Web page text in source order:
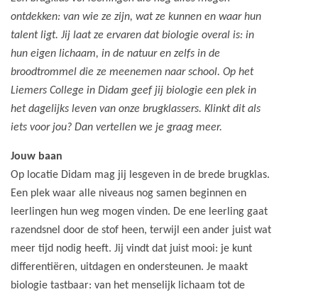
ontdekken: van wie ze zijn, wat ze kunnen en waar hun
talent ligt. Jij laat ze ervaren dat biologie overal is: in
hun eigen lichaam, in de natuur en zelfs in de
broodtrommel die ze meenemen naar school. Op het
Liemers College in Didam geef jij biologie een plek in
het dagelijks leven van onze brugklassers. Klinkt dit als
iets voor jou? Dan vertellen we je graag meer.
Jouw baan
Op locatie Didam mag jij lesgeven in de brede brugklas.
Een plek waar alle niveaus nog samen beginnen en
leerlingen hun weg mogen vinden. De ene leerling gaat
razendsnel door de stof heen, terwijl een ander juist wat
meer tijd nodig heeft. Jij vindt dat juist mooi: je kunt
differentiëren, uitdagen en ondersteunen. Je maakt
biologie tastbaar: van het menselijk lichaam tot de